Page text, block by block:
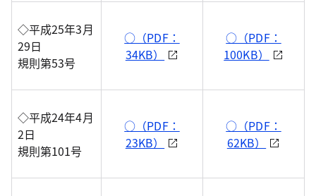
◇平成25年3月
29日
規則第53号
○（PDF：
34KB）
○（PDF：
100KB）
◇平成24年4月
2日
規則第101号
○（PDF：
23KB）
○（PDF：
62KB）